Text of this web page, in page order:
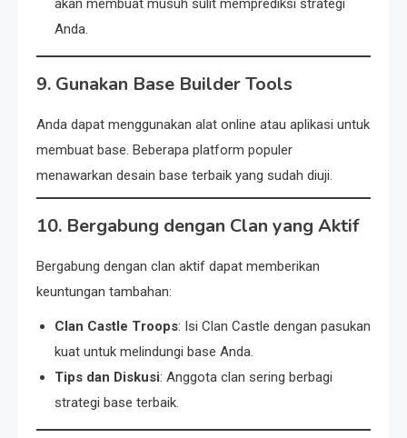
Anda.
9. Gunakan Base Builder Tools
Anda dapat menggunakan alat online atau aplikasi untuk
membuat base. Beberapa platform populer
menawarkan desain base terbaik yang sudah diuji.
10. Bergabung dengan Clan yang Aktif
Bergabung dengan clan aktif dapat memberikan
keuntungan tambahan:
Clan Castle Troops: Isi Clan Castle dengan pasukan
kuat untuk melindungi base Anda.
Tips dan Diskusi: Anggota clan sering berbagi
strategi base terbaik.